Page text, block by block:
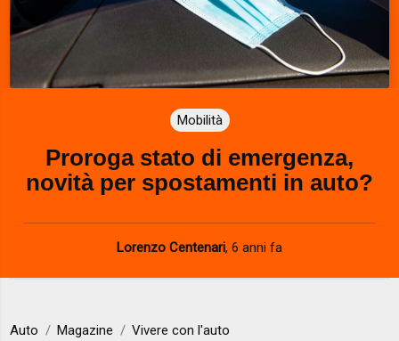
Mobilità
Proroga stato di emergenza,
novità per spostamenti in auto?
Lorenzo Centenari, 6 anni fa
Auto Magazine Vivere con l'auto